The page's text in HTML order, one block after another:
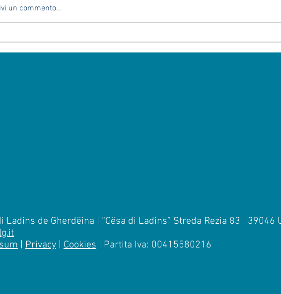
un commento...
Ladins de Gherdëina | “Cësa di Ladins” Streda Rezia 83 | 39046
| Privacy | Cookies | Partita Iva: 00415580216